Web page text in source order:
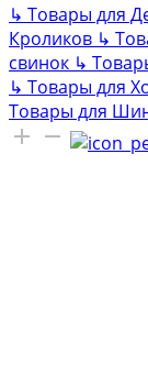
↳ Товары для
Кроликов ↳
свинок ↳
↳ Товары для
Товары для